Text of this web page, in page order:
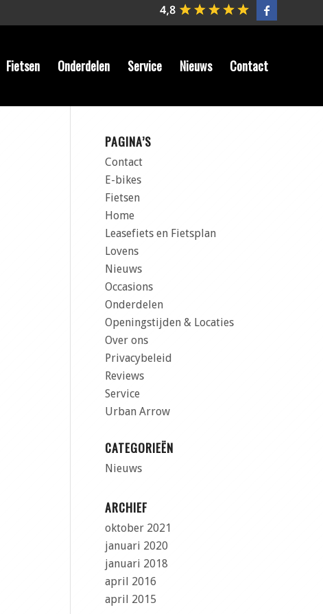
Fietsen Onderdelen Service Nieuws Contact
PAGINA’S
Contact
E-bikes
Fietsen
Home
Leasefiets en Fietsplan
Lovens
Nieuws
Occasions
Onderdelen
Openingstijden & Locaties
Over ons
Privacybeleid
Reviews
Service
Urban Arrow
CATEGORIEËN
Nieuws
ARCHIEF
oktober 2021
januari 2020
januari 2018
april 2016
april 2015